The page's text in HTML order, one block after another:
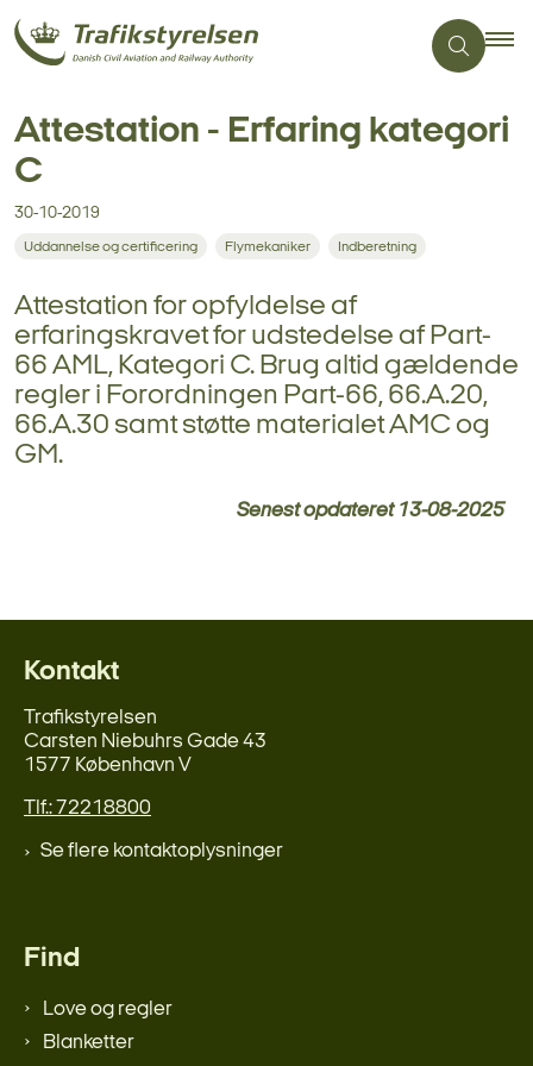
Attestation - Erfaring kategori
C
30-10-2019
Uddannelse og certificering Flymekaniker Indberetning
Attestation for opfyldelse af
erfaringskravet for udstedelse af Part-
66 AML, Kategori C. Brug altid gældende
regler i Forordningen Part-66, 66.A.20,
66.A.30 samt støtte materialet AMC og
GM.
Senest opdateret 13-08-2025
Kontakt
Trafikstyrelsen
Carsten Niebuhrs Gade 43
1577 København V
Tlf.: 72218800
Se flere kontaktoplysninger
Find
Love og regler
Blanketter